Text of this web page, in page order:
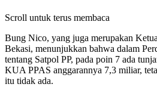
Scroll untuk terus membaca
Bung Nico, yang juga merupakan
Bekasi, menunjukkan bahwa dalam
tentang Satpol PP, pada poin 7 ada
KUA PPAS anggarannya 7,3 miliar,
itu tidak ada.